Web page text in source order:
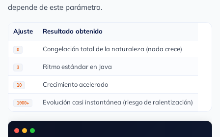
depende de este parámetro.
Ajuste Resultado obtenido
0 Congelación total de la naturaleza (nada crece)
3 Ritmo estándar en Java
10 Crecimiento acelerado
1000+ Evolución casi instantánea (riesgo de ralentización)